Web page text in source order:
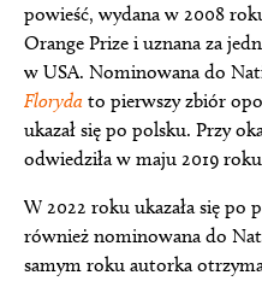
powieść, wydana w 2008
Orange Prize i uznana za
w USA. Nominowana do
Floryda to pierwszy zbiór
ukazał się po polsku. Przy
odwiedziła w maju 2019
W 2022 roku ukazała się po
również nominowana do
samym roku autorka